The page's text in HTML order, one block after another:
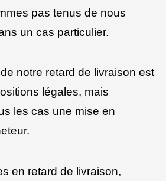
pas tenus de nous
un cas particulier.
notre retard de livraison est
légales, mais
les cas une mise en
en retard de livraison,